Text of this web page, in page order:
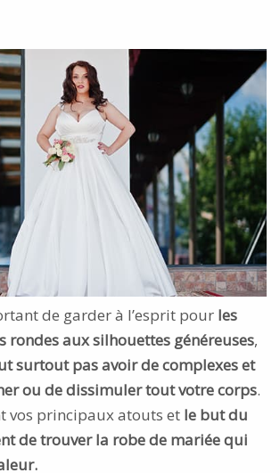
de garder à l’esprit pour les
rondes aux silhouettes généreuses,
surtout pas avoir de complexes et
ou de dissimuler tout votre corps.
vos principaux atouts et le but du
de trouver la robe de mariée qui